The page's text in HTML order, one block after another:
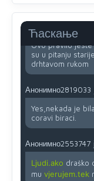
Ћаскање
Ovo pravilo
su u pitanju
drhtavom rukom
Анонимно2819033
Yes,nekada je
coravi biraci.
Анонимно2553747
Ljudi.ako draško
mu vjerujem.tek